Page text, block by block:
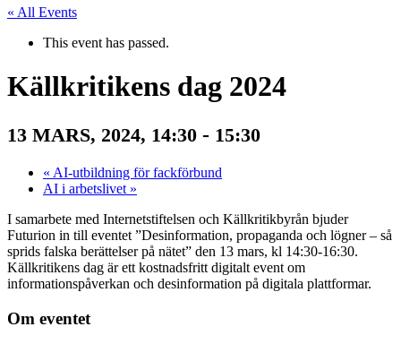
« All Events
This event has passed.
Källkritikens dag 2024
13 MARS, 2024, 14:30 - 15:30
« AI-utbildning för fackförbund
AI i arbetslivet »
I samarbete med Internetstiftelsen och Källkritikbyrån bjuder
Futurion in till eventet ”Desinformation, propaganda och lögner – så
sprids falska berättelser på nätet” den 13 mars, kl 14:30-16:30.
Källkritikens dag är ett kostnadsfritt digitalt event om
informationspåverkan och desinformation på digitala plattformar.
Om eventet